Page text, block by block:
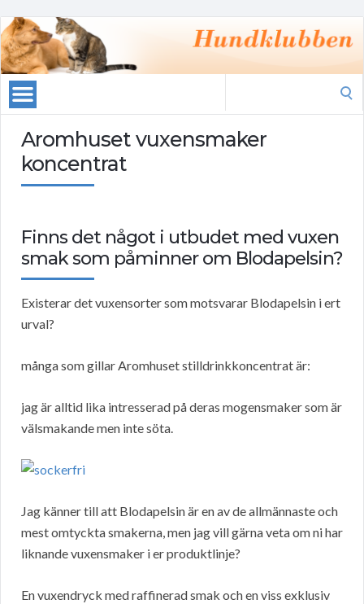
Aromhuset vuxensmaker
koncentrat
Finns det något i utbudet med vuxen
smak som påminner om Blodapelsin?
Existerar det vuxensorter som motsvarar Blodapelsin i ert
urval?
många som gillar Aromhuset stilldrinkkoncentrat är:
jag är alltid lika intresserad på deras mogensmaker som är
välsmakande men inte söta.
Jag känner till att Blodapelsin är en av de allmännaste och
mest omtyckta smakerna, men jag vill gärna veta om ni har
liknande vuxensmaker i er produktlinje?
En vuxendryck med raffinerad smak och en viss exklusiv